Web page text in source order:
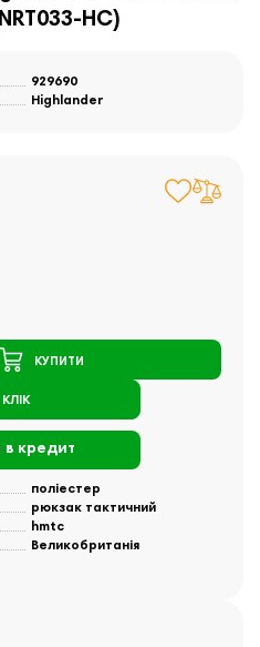
HC)
929690
Highlander
КУПИТИ
в кредит
поліестер
рюкзак тактичний
hmtc
Великобританія